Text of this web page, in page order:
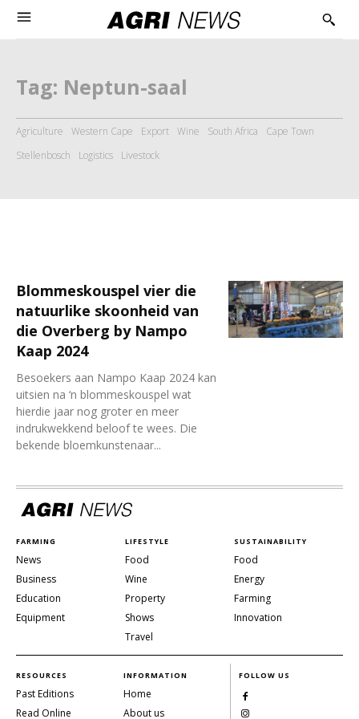
Tag: Neptun-saal
Agriculture Western Cape Export Wine South Africa
Cape Town
Stellenbosch
Logistics Livestock
Blommeskouspel vier die
natuurlike skoonheid van
die Overberg by Nampo
Kaap 2024
Besoekers aan Nampo Kaap 2024 kan
uitsien na ‘n blommeskouspel wat
hierdie jaar nog groter en meer
indrukwekkend beloof te wees. Die
bekende bloemkunstenaar...
FARMING
News
Business
Education
Equipment
LIFESTYLE
Food
Wine
Property
Shows
Travel
SUSTAINABILITY
Food
Energy
Farming
Innovation
RESOURCES
Past Editions
Read Online
INFORMATION
Home
About us
FOLLOW US